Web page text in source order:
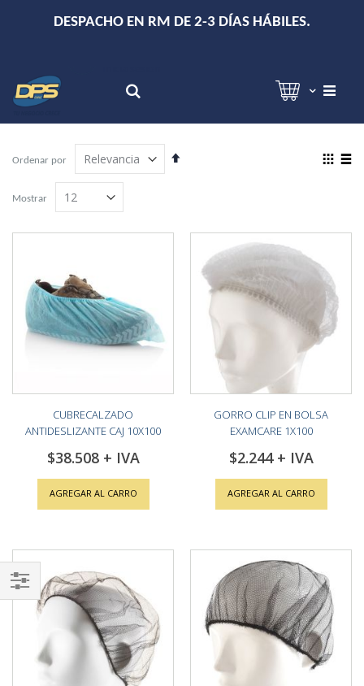
DESPACHO EN RM DE 2-3 DÍAS HÁBILES.
Ordenar por
Establecer
View
Mostrar
CUBRECALZADO
ANTIDESLIZANTE CAJ 10X100
$38.508
AGREGAR AL CARRO
GORRO CLIP EN BOLSA
EXAMCARE 1X100
$2.244
AGREGAR AL CARRO
Shop